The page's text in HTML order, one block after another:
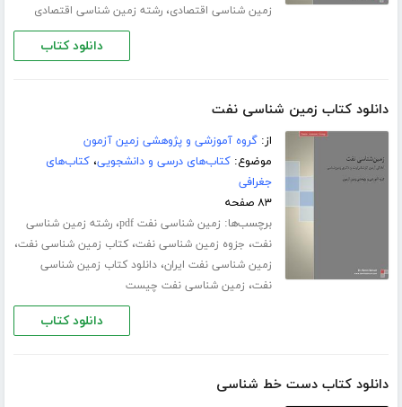
زمین شناسی اقتصادی،رشته زمین شناسی اقتصادی
دانلود کتاب
دانلود کتاب زمین شناسی نفت
از:گروه آموزشی و پژوهشی زمین آزمون
موضوع:کتاب‌های درسی و دانشجویی،کتاب‌های
جغرافی
۸۳ صفحه
برچسب‌ها: زمین شناسی نفت pdf ،رشته زمین شناسی
نفت، جزوه زمین شناسی نفت،کتاب زمین شناسی نفت،
زمین شناسی نفت ایران،دانلود کتاب زمین شناسی
نفت، زمین شناسی نفت چیست
دانلود کتاب
دانلود کتاب دست خط شناسی